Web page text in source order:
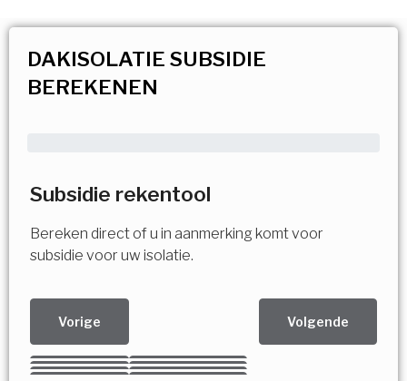
DAKISOLATIE SUBSIDIE
BEREKENEN
Subsidie rekentool
Bereken direct of u in aanmerking komt voor
subsidie voor uw isolatie.
Vorige Volgende
Kies uw Isolatiemaatregel